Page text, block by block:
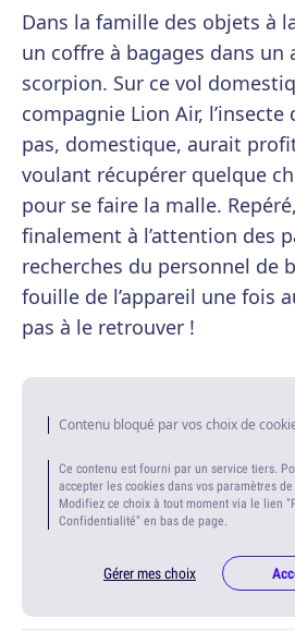
Dans la famille des objets à
un coffre à bagages dans un
scorpion. Sur ce vol
compagnie Lion Air, l’insecte
pas, domestique, aurait
voulant récupérer quelque
pour se faire la malle.
finalement à l’attention des
recherches du personnel de
fouille de l’appareil une fois
pas à le retrouver !
Contenu bloqué par vos choix de
Ce contenu est fourni par un service tiers.
accepter les cookies dans vos paramètres
Modifiez ce choix à tout moment via le lien
Confidentialité" en bas de page.
Gérer mes choix